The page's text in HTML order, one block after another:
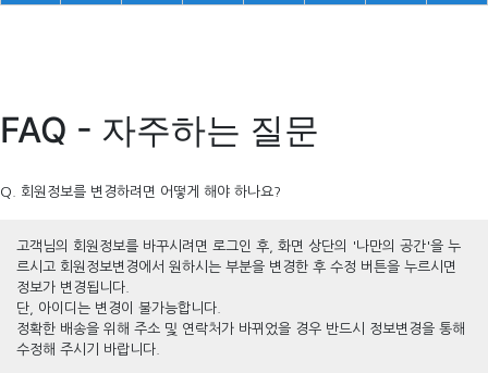
FAQ - 자주하는 질문
Q. 회원정보를 변경하려면 어떻게 해야 하나요?
고객님의 회원정보를 바꾸시려면 로그인 후, 화면 상단의 '나만의 공간'을 누
르시고 회원정보변경에서 원하시는 부분을 변경한 후 수정 버튼을 누르시면
정보가 변경됩니다.
단, 아이디는 변경이 불가능합니다.
정확한 배송을 위해 주소 및 연락처가 바뀌었을 경우 반드시 정보변경을 통해
수정해 주시기 바랍니다.